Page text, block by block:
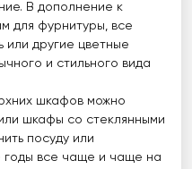
В дополнение к
для фурнитуры, все
или другие цветные
и стильного вида
шкафов можно
шкафы со стеклянными
посуду или
годы все чаще и чаще на